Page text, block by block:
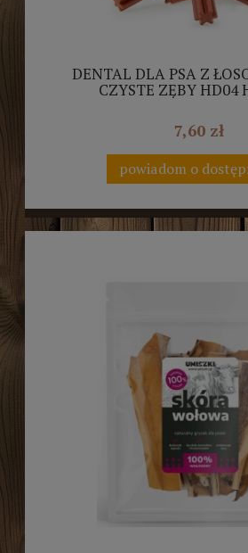
DENTAL DLA PSA Z
CZYSTE ZĘBY HD04
7,60 zł
powiadom o